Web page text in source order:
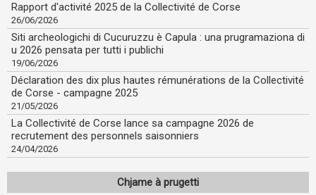
Rapport d'activité 2025 de la Collectivité de Corse
26/06/2026
Siti archeologichi di Cucuruzzu è Capula : una prugramaziona di
u 2026 pensata per tutti i publichi
19/06/2026
Déclaration des dix plus hautes rémunérations de la Collectivité
de Corse - campagne 2025
21/05/2026
La Collectivité de Corse lance sa campagne 2026 de
recrutement des personnels saisonniers
24/04/2026
Chjame à prugetti